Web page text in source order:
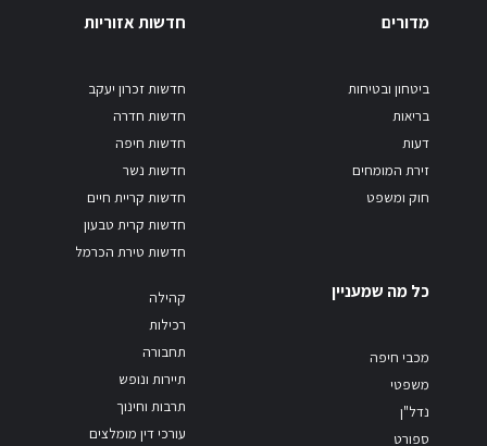
מדורים
ביטחון ובטיחות
בריאות
דעות
זירת המומחים
חוק ומשפט
חדשות אזוריות
חדשות זכרון יעקב
חדשות חדרה
חדשות חיפה
חדשות נשר
חדשות קריית חיים
חדשות קרית טבעון
חדשות טירת הכרמל
כל מה שמעניין
מכבי חיפה
משפטי
נדל"ן
ספורט
קהילה
רכילות
תחבורה
תיירות ונופש
תרבות וחינוך
עורכי דין מומלצים